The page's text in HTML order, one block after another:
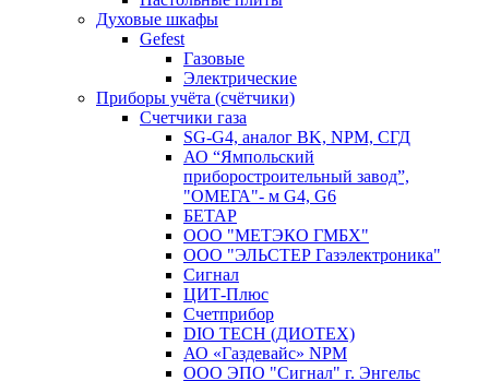
Духовые шкафы
Gefest
Газовые
Электрические
Приборы учёта (счётчики)
Счетчики газа
SG-G4, аналог BK, NPM, СГД
АО “Ямпольский
приборостроительный завод”,
"ОМЕГА"- м G4, G6
БЕТАР
ООО "МЕТЭКО ГМБХ"
ООО "ЭЛЬСТЕР Газэлектроника"
Сигнал
ЦИТ-Плюс
Счетприбор
DIO TECH (ДИОТЕХ)
АО «Газдевайс» NPM
ООО ЭПО "Сигнал" г. Энгельс